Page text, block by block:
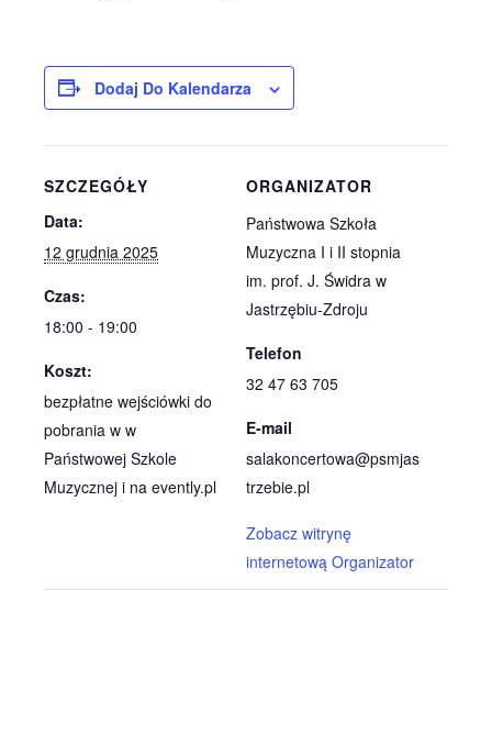
Dodaj Do Kalendarza
SZCZEGÓŁY
Data:
12 grudnia 2025
Czas:
18:00 - 19:00
Koszt:
bezpłatne wejściówki do
pobrania w w
Państwowej Szkole
Muzycznej i na evently.pl
ORGANIZATOR
Państwowa Szkoła
Muzyczna I i II stopnia
im. prof. J. Świdra w
Jastrzębiu-Zdroju
Telefon
32 47 63 705
E-mail
salakoncertowa@psmjas
trzebie.pl
Zobacz witrynę
internetową Organizator